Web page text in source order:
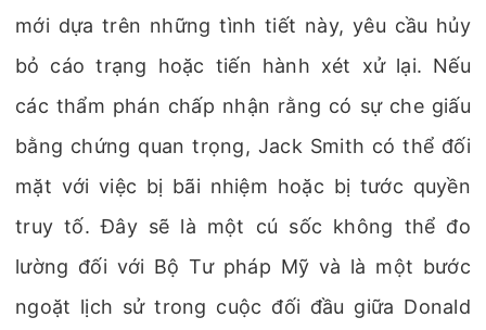
mới dựa trên những tình tiết này, yêu cầu hủy
bỏ cáo trạng hoặc tiến hành xét xử lại. Nếu
các thẩm phán chấp nhận rằng có sự che giấu
bằng chứng quan trọng, Jack Smith có thể đối
mặt với việc bị bãi nhiệm hoặc bị tước quyền
truy tố. Đây sẽ là một cú sốc không thể đo
lường đối với Bộ Tư pháp Mỹ và là một bước
ngoặt lịch sử trong cuộc đối đầu giữa Donald